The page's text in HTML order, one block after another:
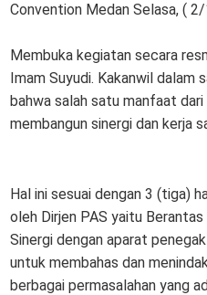
Convention Medan Selasa, (
Membuka kegiatan secara
Imam Suyudi. Kakanwil dalam
bahwa salah satu manfaat
membangun sinergi dan kerja
Hal ini sesuai dengan 3 (tiga)
oleh Dirjen PAS yaitu
Sinergi dengan aparat
untuk membahas dan
berbagai permasalahan yang